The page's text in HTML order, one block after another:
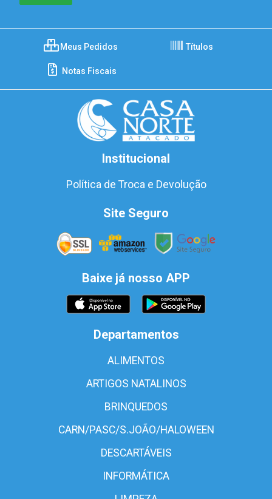
Meus Pedidos Títulos
Notas Fiscais
Institucional
Política de Troca e Devolução
Site Seguro
Baixe já nosso APP
Departamentos
ALIMENTOS
ARTIGOS NATALINOS
BRINQUEDOS
CARN/PASC/S.JOÃO/HALOWEEN
DESCARTÁVEIS
INFORMÁTICA